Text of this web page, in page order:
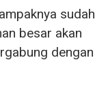
sudah
besar akan
dengan